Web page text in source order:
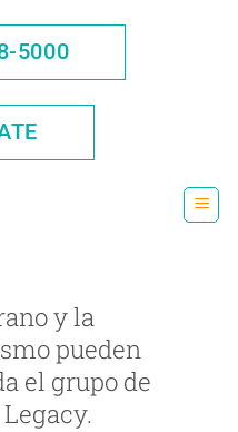
5000
y la
pueden
el grupo de